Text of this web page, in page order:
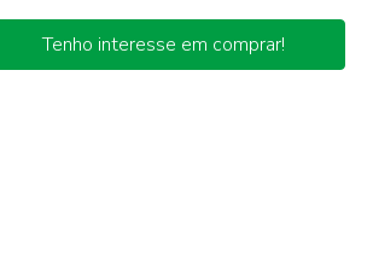
Tenho interesse em comprar!